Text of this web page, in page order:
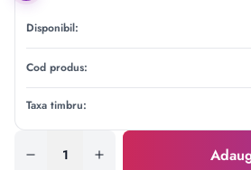
Disponibil:
Cod produs:
Taxa timbru: